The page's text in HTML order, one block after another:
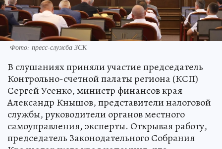
Фото: пресс-служба ЗСК
В слушаниях приняли участие председатель
Контрольно-счетной палаты региона (КСП)
Сергей Усенко, министр финансов края
Александр Кнышов, представители налоговой
службы, руководители органов местного
самоуправления, эксперты. Открывая работу,
председатель Законодательного Собрания